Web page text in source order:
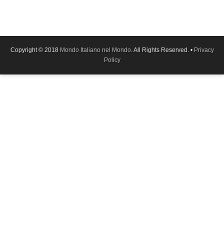
Copyright © 2018 Mondo Italiano nel Mondo. All Rights Reserved. • Privacy
Policy